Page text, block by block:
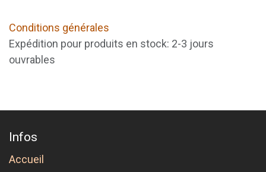
Conditions générales
Expédition pour produits en stock: 2-3 jours
ouvrables
Infos
Accueil